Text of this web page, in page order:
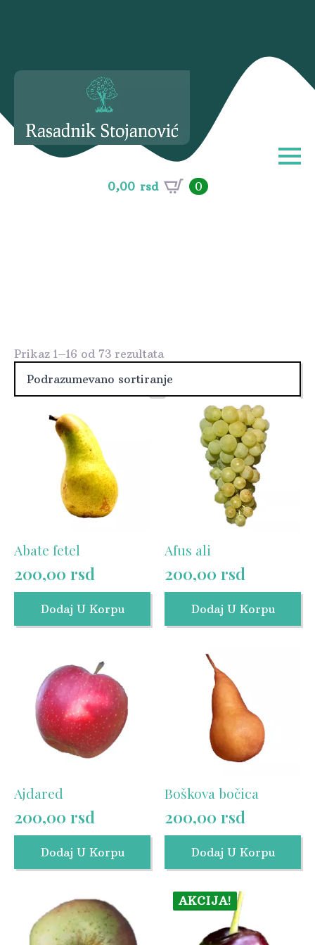
0,00 rsd 0
Prikaz 1–16 od 73 rezultata
Abate fetel
200,00 rsd
Dodaj U Korpu
Afus ali
200,00 rsd
Dodaj U Korpu
Ajdared
200,00 rsd
Dodaj U Korpu
Boškova bočica
200,00 rsd
Dodaj U Korpu
AKCIJA!